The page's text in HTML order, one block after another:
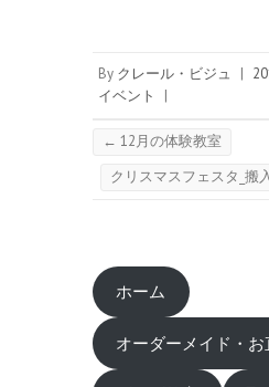
By クレール・ビジュ |
イベント
|
← 12月の体験教室
クリスマスフェスタ_搬
ホーム
オーダーメイド・お